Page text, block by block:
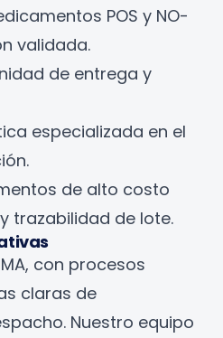
POS y NO-
validada.
de entrega y
especializada en el
de alto costo
trazabilidad de lote.
con procesos
claras de
Nuestro equipo